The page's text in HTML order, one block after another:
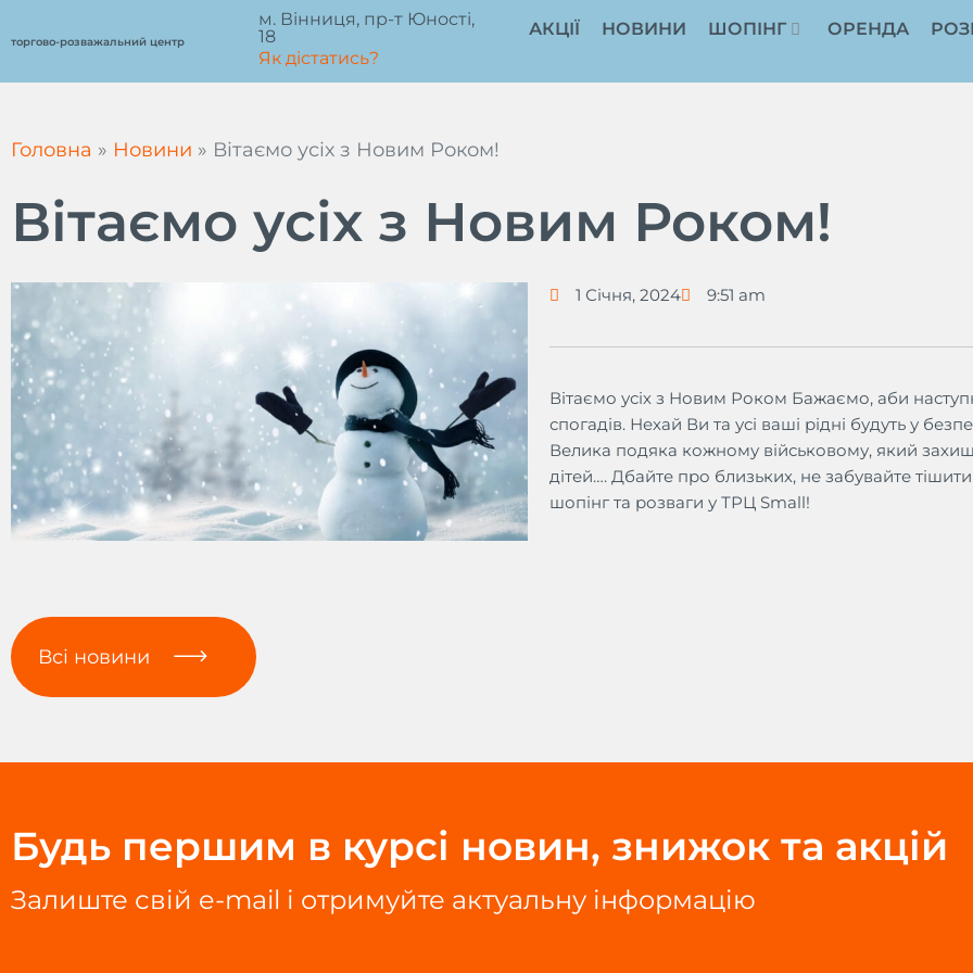
доторгово-розважальний центр
м. Вінниця, пр-т Юності,
18
Як дістатись?
АКЦІЇ НОВИНИ ШОПІНГ ОРЕНДА
Головна » Новини » Вітаємо усіх з Новим Роком!
Вітаємо усіх з Новим Роком!
1 Січня, 2024 9:51 am
Вітаємо усіх з Новим Роком Бажаємо, аби
спогадів. Нехай Ви та усі ваші рідні будуть у
Велика подяка кожному військовому, який
дітей….Дбайте про близьких, не забувайте
шопінг та розваги у ТРЦ Small!
Всі новини
Будь першим в курсі новин, знижок та акцій
Залиште свій e-mail і отримуйте актуальну інформацію